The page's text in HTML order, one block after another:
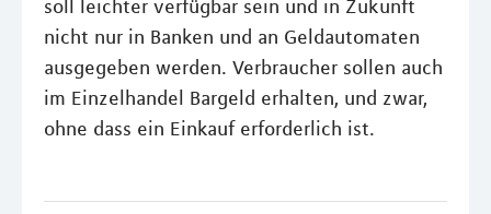
soll leichter verfügbar sein und in Zukunft
nicht nur in Banken und an Geldautomaten
ausgegeben werden. Verbraucher sollen auch
im Einzelhandel Bargeld erhalten, und zwar,
ohne dass ein Einkauf erforderlich ist.